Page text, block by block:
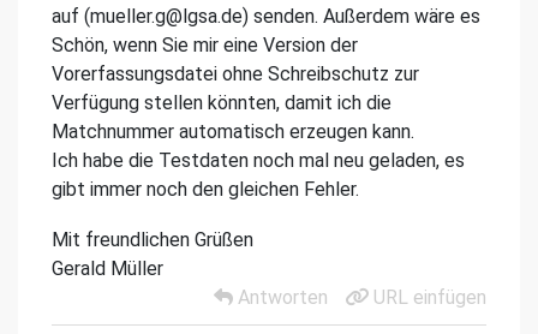
auf (mueller.g@lgsa.de) senden. Außerdem wäre es
Schön, wenn Sie mir eine Version der
Vorerfassungsdatei ohne Schreibschutz zur
Verfügung stellen könnten, damit ich die
Matchnummer automatisch erzeugen kann.
Ich habe die Testdaten noch mal neu geladen, es
gibt immer noch den gleichen Fehler.
Mit freundlichen Grüßen
Gerald Müller
Antworten
URL einfügen